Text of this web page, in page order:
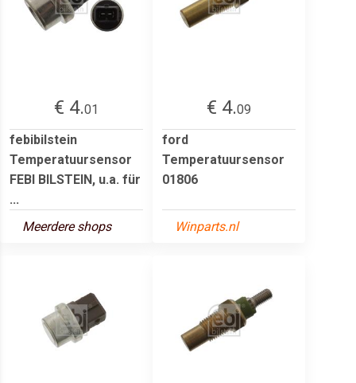
€ 4.01
febibilstein
Temperatuursensor
FEBI BILSTEIN, u.a. für
...
Meerdere shops
€ 4.09
ford
Temperatuursensor
01806
Winparts.nl